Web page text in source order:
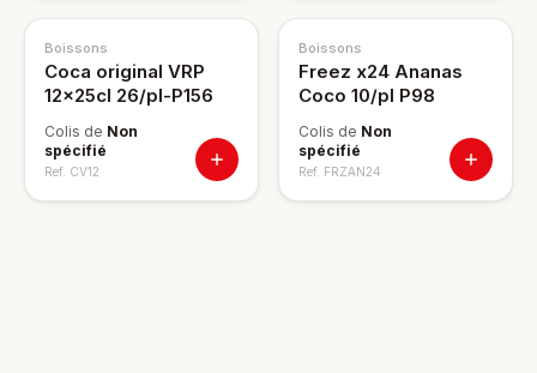
Boissons
Coca original VRP
12x25cl 26/pl-P156
Colis de Non
spécifié
Ref. CV12
Boissons
Freez x24 Ananas
Coco 10/pl P98
Colis de Non
spécifié
Ref. FRZAN24